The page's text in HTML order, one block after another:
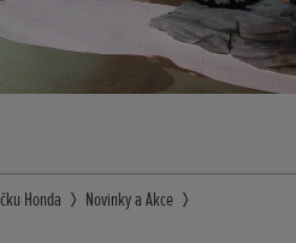
Honda
Novinky a Akce